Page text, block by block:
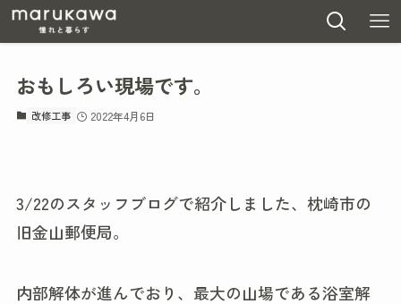
おもしろい現場です。
改修工事 2022年4月6日
3/22のスタッフブログで紹介しました、枕崎市の
旧金山郵便局。
内部解体が進んでおり、最大の山場である浴室解